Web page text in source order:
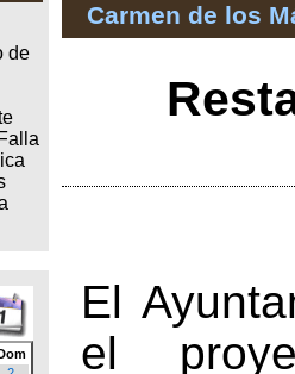
de
Carmen de los
El
el